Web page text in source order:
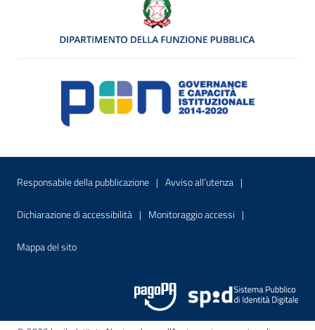
Menu di servizio
Responsabile della pubblicazione Sito interno - Apre in una nuova
Avviso all’utenza Sito interno -
Dichiarazione di accessibilità Sito interno - Apre in una nuova finestra
Monitoraggio accessi Sito interno -
Mappa del sitoSito interno - Apre nella stessa finestra